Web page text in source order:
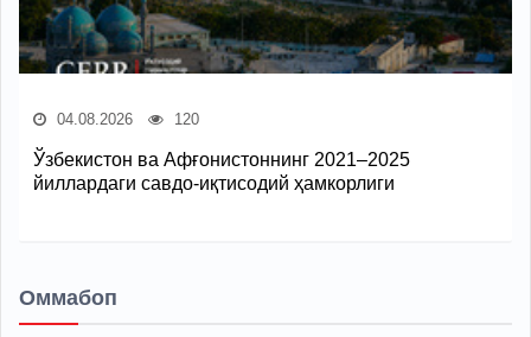
04.08.2026 120
Ўзбекистон ва Афғонистоннинг 2021–2025
йиллардаги савдо-иқтисодий ҳамкорлиги
Оммабоп